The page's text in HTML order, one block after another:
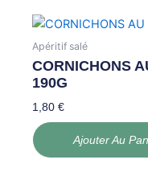
Apéritif salé
CORNICHONS
190G
1,80€
Ajouter Au